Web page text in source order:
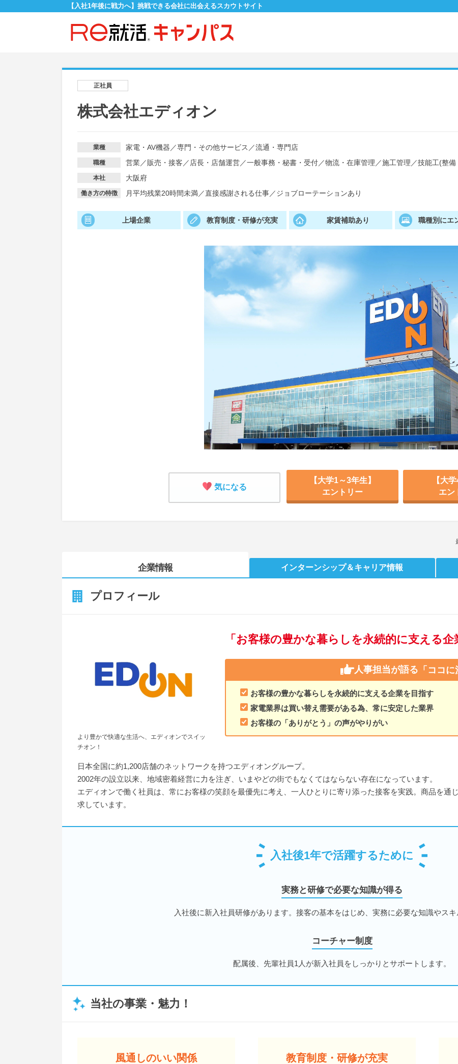
【入社1年後に戦力へ】挑戦できる会社に出会えるスカウトサイト
正社員
株式会社エディオン
業種 家電・AV機器 ／専門・その他サービス ／流通・専門店
職種 営業／販売・接客 ／ 店長・店舗運営／一般事務・秘書・受付／物流・在庫管理 ／施工管理 ／技能工(整備
本社 大阪府
働き方の特徴 月平均残業20時間未満／直接感謝される仕事／ジョブローテーションあり
上場企業 教育制度・研修が充実 家賃補助あり 職種別にエ
気になる
【大学1～3年生】
エントリー
【大
エン
企業情報 インターンシップ＆キャリア情報
プロフィール
「お客様の豊かな暮らしを永続的に支える企
人事担当が語る 「ココに
お客様の豊かな暮らしを永続的に支える企業を目指す
家電業界は買い替え需要がある為、常に安定した業界
お客様の「ありがとう」の声がやりがい
より豊かで快適な生活へ、エディオンでスイッ
チオン！
日本全国に約1,200店舗のネットワークを持つエディオングループ。
2002年の設立以来、地域密着経営に力を注ぎ、いまやどの街でもなくてはならない存在になっています。
エディオンで働く社員は、常にお客様の笑顔を最優先に考え、一人ひとりに寄り添った接客を実践。商品を通
求しています。
入社後1年で活躍するために
実務と研修で必要な知識が得る
入社後に新入社員研修があります。接客の基本をはじめ、実務に必要な知識やスキ
コーチャー制度
配属後、先輩社員1人が新入社員をしっかりとサポートします。
当社の事業・魅力！
風通しのいい関係 教育制度・研修が充実